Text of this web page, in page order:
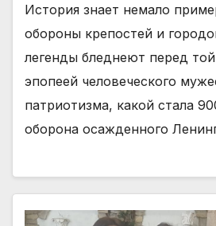
История знает немало
обороны крепостей и
легенды бледнеют перед
эпопеей человеческого
патриотизма, какой стала
оборона осажденного